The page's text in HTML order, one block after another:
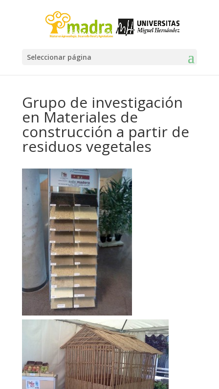
Seleccionar página
Grupo de investigación
en Materiales de
construcción a partir de
residuos vegetales